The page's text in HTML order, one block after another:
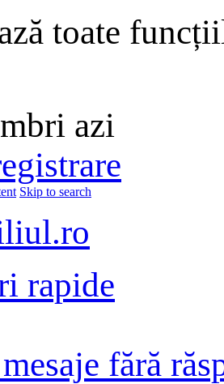
toate
azi
Skip to search
rapide
fără